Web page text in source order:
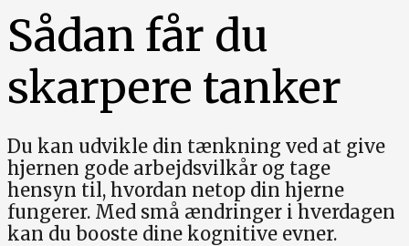
Sådan får du
skarpere tanker
Du kan udvikle din tænkning ved at give
hjernen gode arbejdsvilkår og tage
hensyn til, hvordan netop din hjerne
fungerer. Med små ændringer i hverdagen
kan du booste dine kognitive evner.